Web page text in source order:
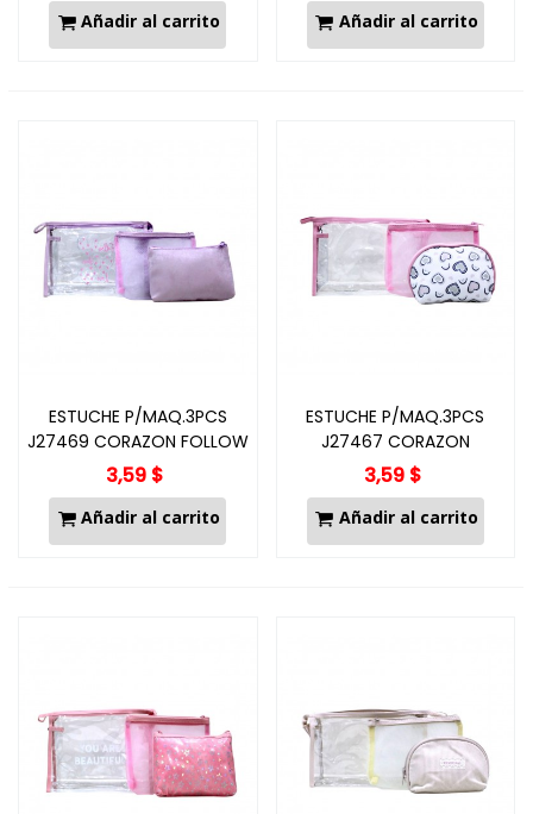
Añadir al carrito Añadir al carrito
ESTUCHE P/MAQ.3PCS
J27469 CORAZON FOLLOW
3,59 $
Añadir al carrito
ESTUCHE P/MAQ.3PCS
J27467 CORAZON
3,59 $
Añadir al carrito